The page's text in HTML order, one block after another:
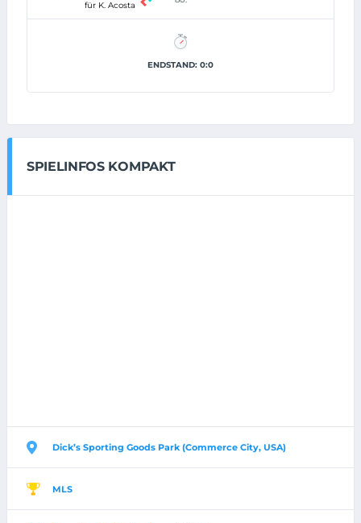
für K. Acosta
ENDSTAND: 0:0
SPIELINFOS KOMPAKT
Dick’s Sporting Goods Park (Commerce City, USA)
MLS